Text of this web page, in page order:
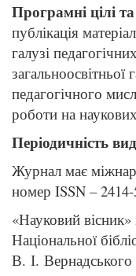
Програмні цілі
публікація
галузі
педагогічного
роботи на
Періодичність
Журнал має
номер ISSN – 2414-
«Науковий вісник»
Національної
В. І. Вернадського